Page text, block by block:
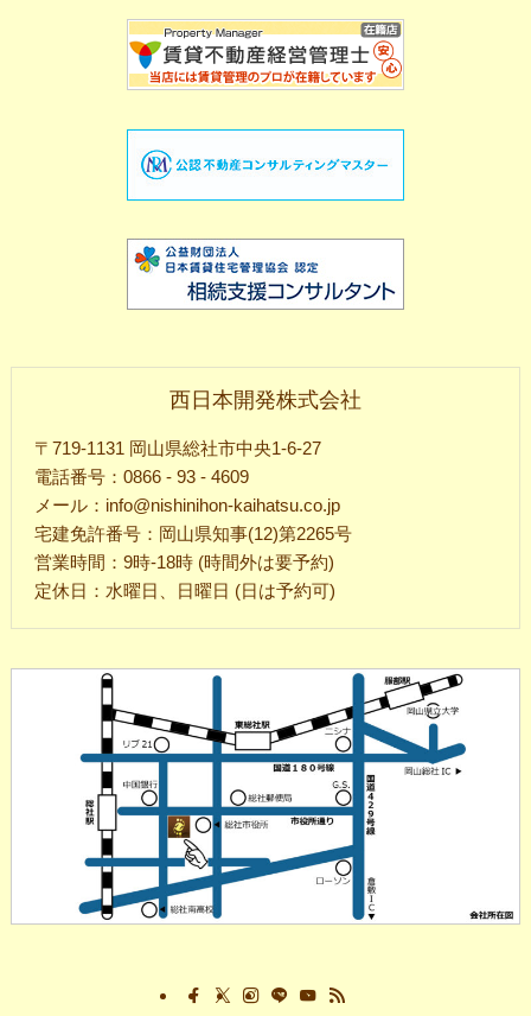
西日本開発株式会社
〒719-1131 岡山県総社市中央1-6-27
電話番号：0866 - 93 - 4609
メール：info@nishinihon-kaihatsu.co.jp
宅建免許番号：岡山県知事(12)第2265号
営業時間：9時-18時 (時間外は要予約)
定休日：水曜日、日曜日 (日は予約可)